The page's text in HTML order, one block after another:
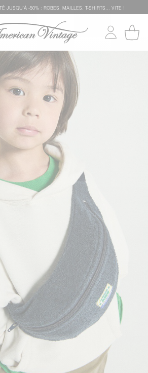
JUSQU'À -50% : ROBES, MAILLES, T-SHIRTS... VITE !